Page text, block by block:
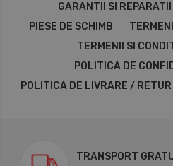
GARANTII SI REPARATII
PIESE DE SCHIMB
TERMENII SI
POLITICA DE
POLITICA DE LIVRARE / RETUR
TRANSPORT